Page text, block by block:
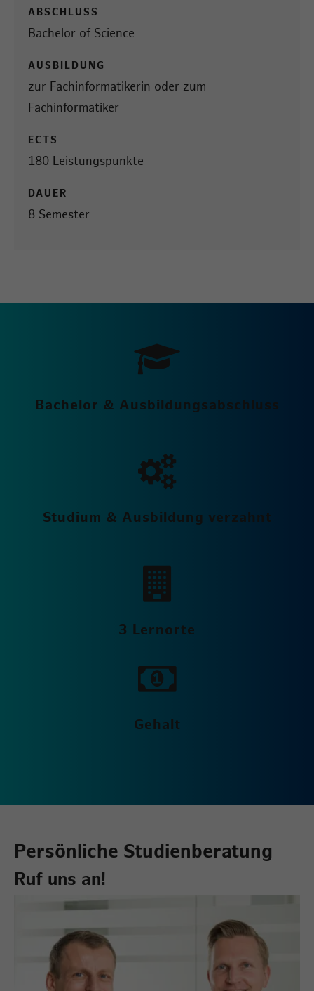
ABSCHLUSS
Bachelor of Science
AUSBILDUNG
zur Fachinformatikerin oder zum
Fachinformatiker
ECTS
180 Leistungspunkte
DAUER
8 Semester
Bachelor & Ausbildungsabschluss
Studium & Ausbildung verzahnt
3 Lernorte
Gehalt
Persönliche Studienberatung
Ruf uns an!